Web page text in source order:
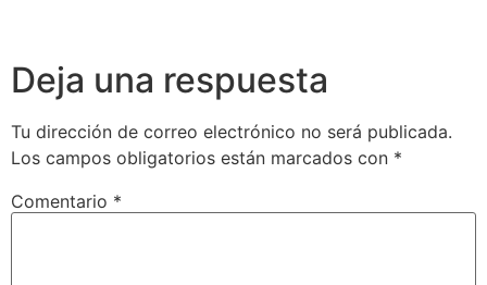
Deja una respuesta
Tu dirección de correo electrónico no será publicada.
Los campos obligatorios están marcados con *
Comentario *